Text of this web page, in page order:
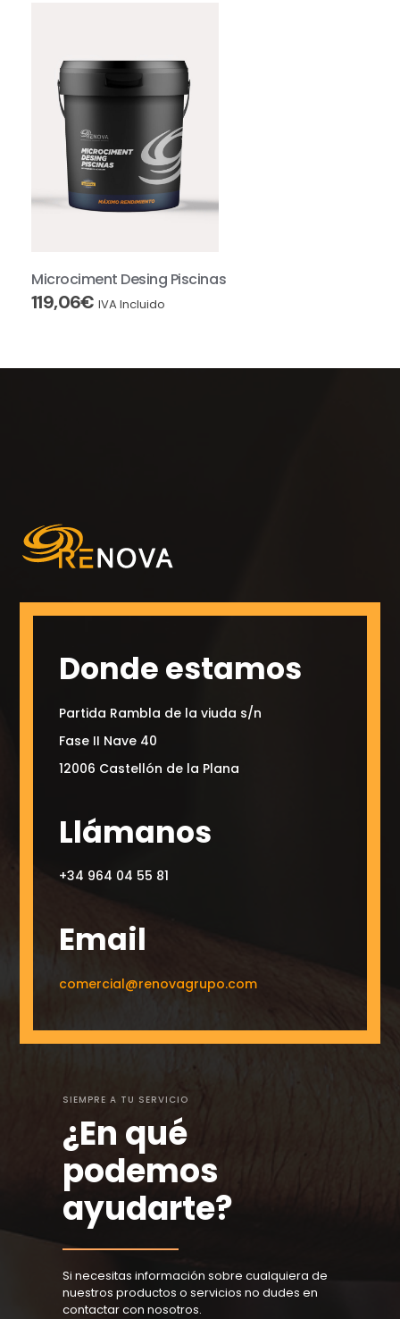
Microciment Desing Piscinas
119,06€ IVA Incluido
SIEMPRE A TU SERVICIO
¿En qué
podemos
ayudarte?
Si necesitas información sobre cualquiera de
nuestros productos o servicios no dudes en
contactar con nosotros.
Donde estamos
Partida Rambla de la viuda s/n
Fase II Nave 40
12006 Castellón de la Plana
Llámanos
+34 964 04 55 81
Email
comercial@renovagrupo.com